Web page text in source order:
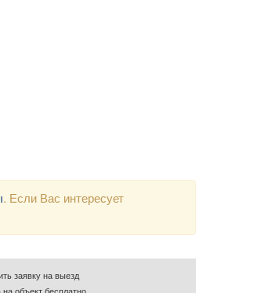
. Если Вас интересует
заявку на выезд
объект бесплатно